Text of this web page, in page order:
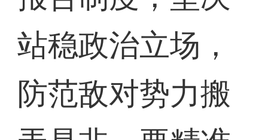
站稳政治立场，
防范敌对势力搬